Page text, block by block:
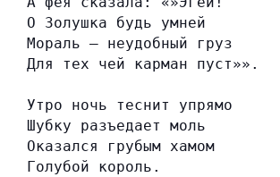
О Золушка будь умней
Мораль — неудобный груз
Для тех чей карман пуст»».
Утро ночь теснит упрямо
Шубку разъедает моль
Оказался грубым хамом
Голубой король.